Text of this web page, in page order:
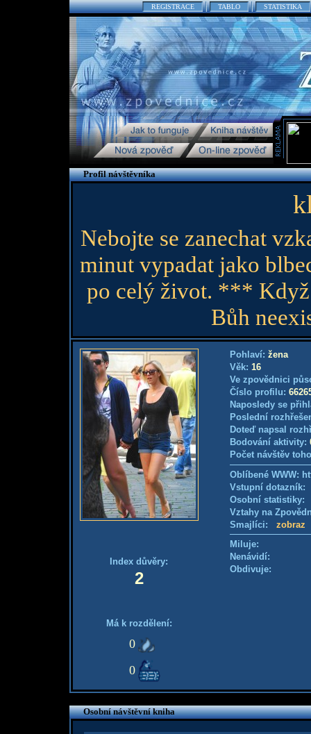
REGISTRACE TABLO STATISTIKA
Profil návštěvníka
Nebojte se zanechat
minut vypadat jako
po celý život. *** Když
Bůh
Index důvěry:
2
Má k rozdělení:
0
0
Pohlaví: žena
Věk: 16
Ve zpovědnici
Číslo profilu:
Naposledy se
Poslední
Doteď napsal
Bodování aktivity:
Počet návštěv
Oblíbené WWW:
Vstupní
Osobní
Vztahy na
Smajlíci: zobraz
Miluje:
Nenávidí:
Obdivuje:
Osobní návštěvní kniha